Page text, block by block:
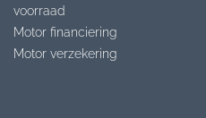
voorraad
Motor financiering
Motor verzekering